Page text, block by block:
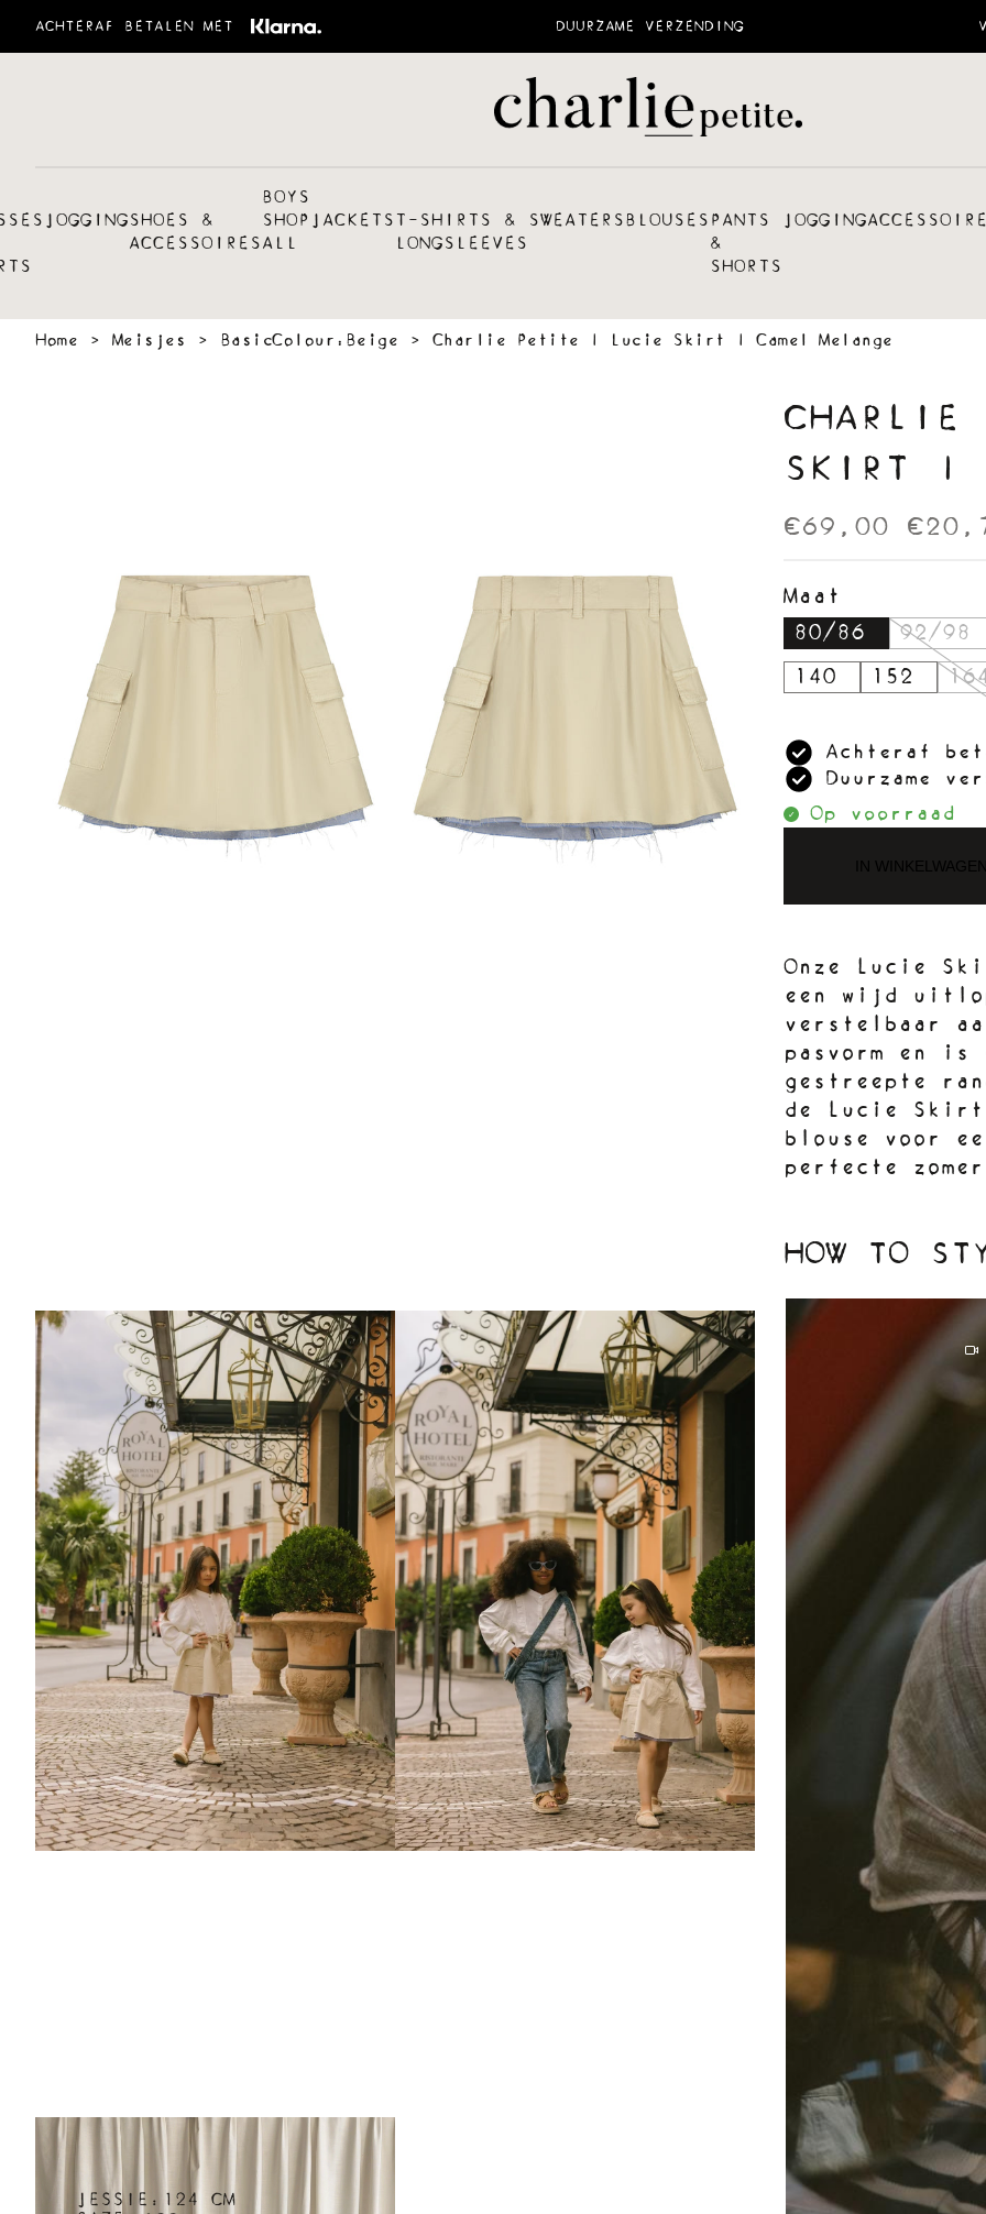
ACHTERAF BETALEN MET DUURZAME VERZENDING
JOGGINGSHOES &
ACCESSOIRES
BOYS
SHOP
ALL
JACKETST-SHIRTS &
LONGSLEEVES
SWEATERSBLOUSESPANTS
&
SHORTS
JOGGING
Home › Meisjes › BasicColour:Beige › Charlie Petite | Lucie Skirt | Camel Melange
SKIRT |
€69,00
Maat
80/86
92/98
140
152
Achteraf
Duurzame
Op voorraad
IN WINKELWAGEN
Onze Lucie
een wijd
verstelbaar
pasvorm en
gestreepte
de Lucie
blouse voor
perfecte
HOW TO